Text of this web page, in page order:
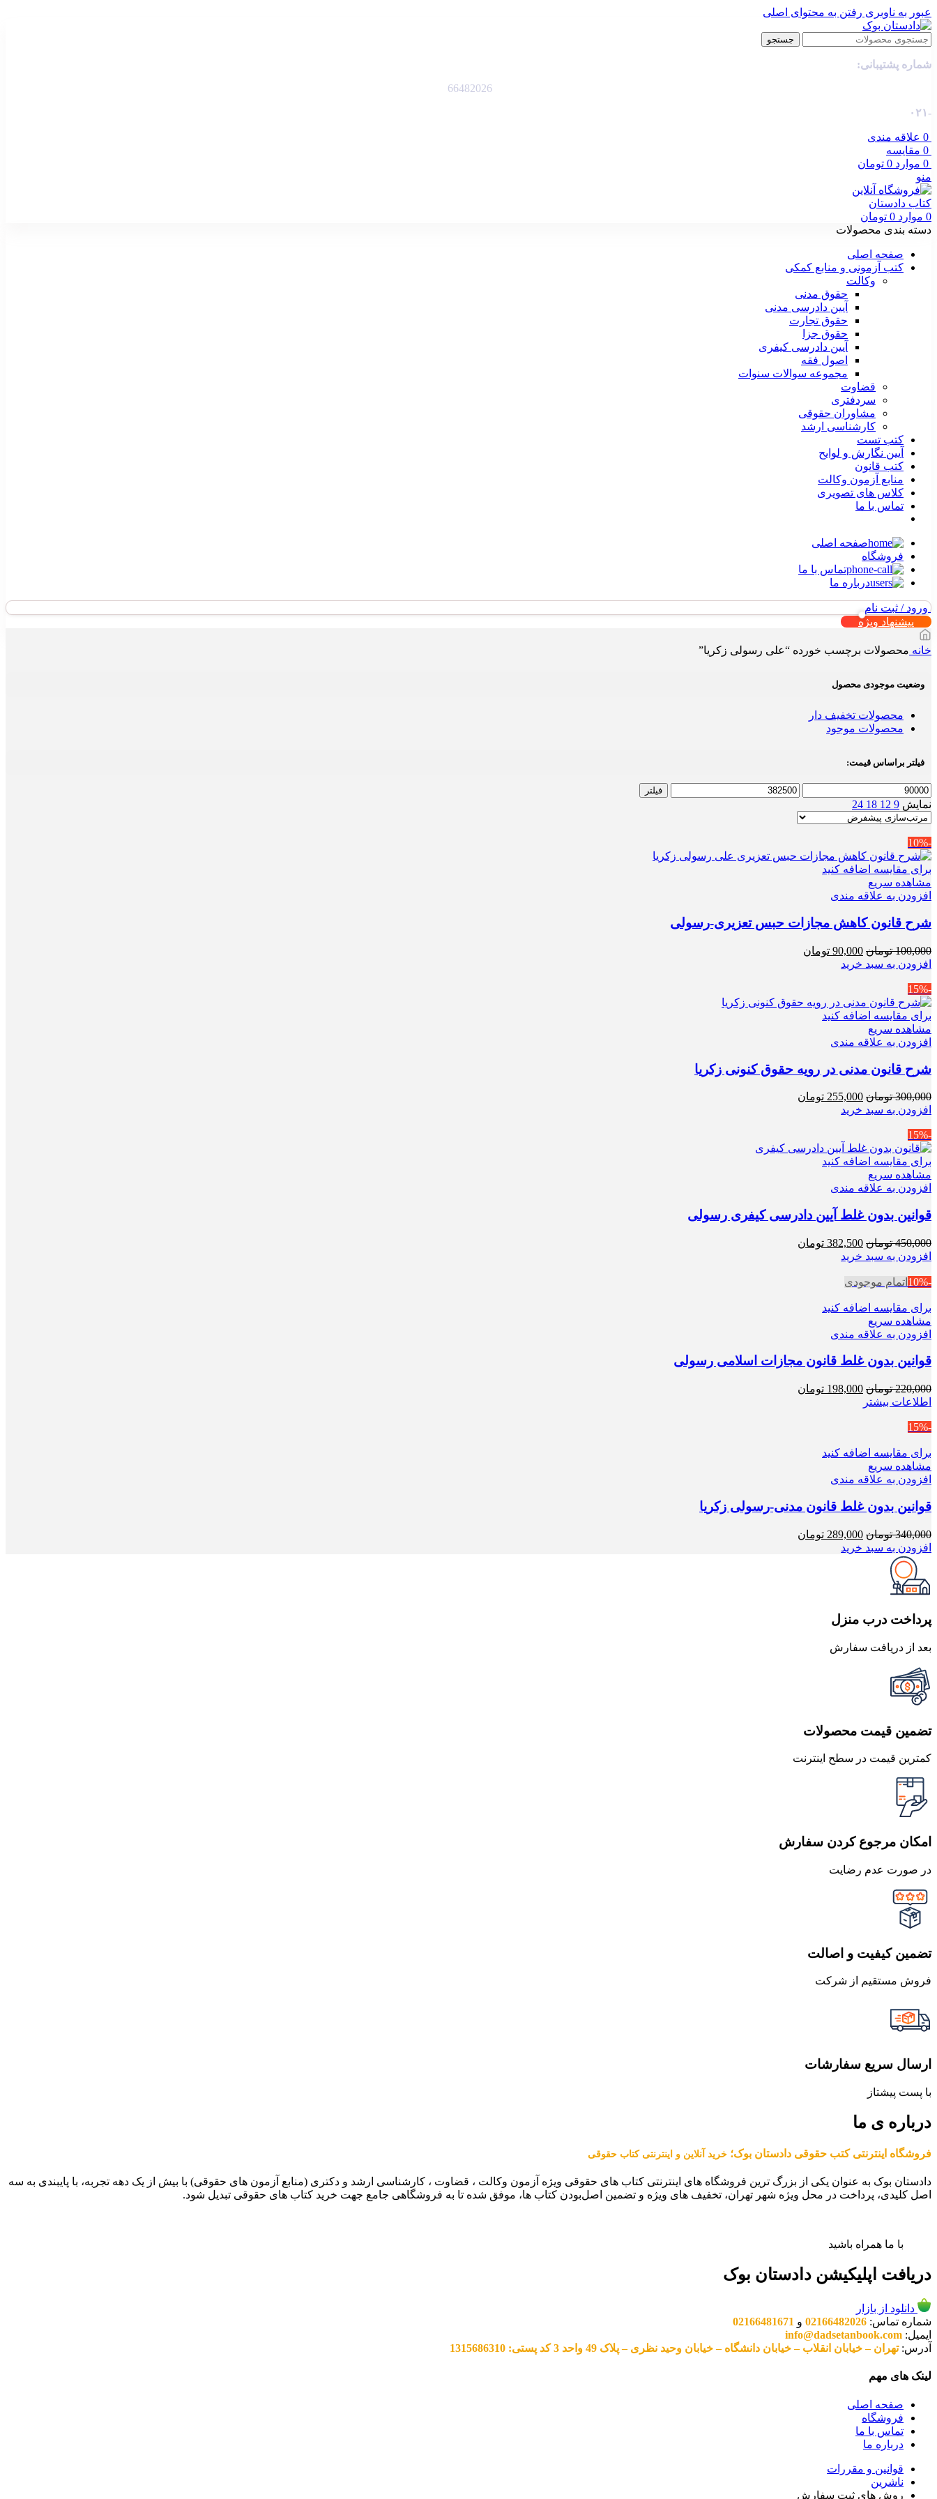
عبور به ناوبری رفتن به محتوای اصلی
جستجو
شماره پشتیبانی:
66482026
-۰۲۱
0 علاقه مندی
0 مقایسه
0 موارد 0 تومان
منو
0 موارد 0 تومان
دسته بندی محصولات
صفحه اصلی
کتب آزمونی و منابع کمکی
وکالت
حقوق مدنی
آیین دادرسی مدنی
حقوق تجارت
حقوق جزا
آیین دادرسی کیفری
اصول فقه
مجموعه سوالات سنوات
قضاوت
سردفتری
مشاوران حقوقی
کارشناسی ارشد
کتب تست
آیین نگارش و لوایح
کتب قانون
منابع آزمون وکالت
کلاس های تصویری
تماس با ما
صفحه اصلی
فروشگاه
تماس با ما
درباره ما
ورود / ثبت نام
پیشنهاد ویژه
خانه محصولات برچسب خورده “علی رسولی زکریا”
وضعیت موجودی محصول
محصولات تخفیف دار
محصولات موجود
فیلتر براساس قیمت:
حداقل
قیمت
حداکثر
فیلتر
نمایش 9
12
18
24
-10%
برای مقایسه اضافه کنید
مشاهده سریع
افزودن به علاقه مندی
شرح قانون کاهش مجازات حبس تعزیری-رسولی‌
100,000 تومان قیمت
اصلی
90,000 تومان
افزودن به سبد خرید
-15%
برای مقایسه اضافه کنید
مشاهده سریع
افزودن به علاقه مندی
شرح قانون مدنی در رویه حقوق کنونی زکریا
300,000 تومان قیمت
اصلی
255,000 تومان
افزودن به سبد خرید
-15%
برای مقایسه اضافه کنید
مشاهده سریع
افزودن به علاقه مندی
قوانین بدون غلط آیین دادرسی کیفری رسولی
450,000 تومان قیمت
اصلی
بود.
382,500 تومان
افزودن به سبد خرید
-10% اتمام موجودی
برای مقایسه اضافه کنید
مشاهده سریع
افزودن به علاقه مندی
قوانین بدون غلط قانون مجازات اسلامی رسولی
220,000 تومان قیمت
198,000 تومان
اطلاعات بیشتر
-15%
برای مقایسه اضافه کنید
مشاهده سریع
افزودن به علاقه مندی
قوانین بدون غلط قانون مدنی-رسولی زکریا
340,000 تومان قیمت
اصلی
289,000 تومان
افزودن به سبد خرید
پرداخت درب منزل
بعد از دریافت سفارش
تضمین قیمت محصولات
کمترین قیمت در سطح اینترنت
امکان مرجوع کردن سفارش
در صورت عدم رضایت
تضمین کیفیت و اصالت
فروش مستقیم از شرکت
ارسال سریع سفارشات
با پست پیشتاز
درباره ی ما
فروشگاه اینترنتی کتب حقوقی دادستان بوک؛ خرید آنلاین و اینترنتی کتاب حقوقی
دادستان بوک به عنوان یکی از بزرگ ترین فروشگاه های اینترنتی کتاب های حقوقی ویژه آزمون وکالت ، قضاوت ، کارشناسی ارشد و دکتری (منابع آزمون های حقوقی) با بیش از یک دهه تجربه، با پایبندی به سه
اصل کلیدی، پرداخت در محل ویژه شهر تهران، تخفیف های ویژه و تضمین اصل‌بودن کتاب ها، موفق شده تا به فروشگاهی جامع جهت خرید کتاب های حقوقی تبدیل شود.
با ما همراه باشید
دریافت اپلیکیشن دادستان بوک
دانلود از بازار
شماره تماس: 02166482026 و 02166481671
ایمیل: info@dadsetanbook.com
آدرس:تهران – خیابان انقلاب – خیابان دانشگاه – خیابان وحید نظری – پلاک 49 واحد 3 کد پستی: 1315686310
لینک های مهم
صفحه اصلی
فروشگاه
تماس با ما
درباره ما
قوانین و مقررات
ناشرین
روش های ثبت سفارش